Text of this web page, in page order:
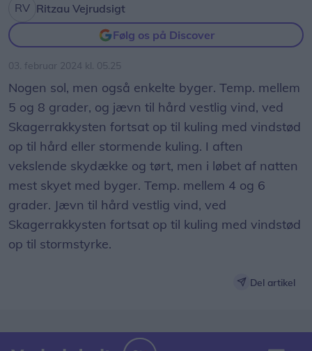
Ritzau Vejrudsigt
Følg os på Discover
03. februar 2024 kl. 05.25
Nogen sol, men også enkelte byger. Temp. mellem
5 og 8 grader, og jævn til hård vestlig vind, ved
Skagerrakkysten fortsat op til kuling med vindstød
op til hård eller stormende kuling. I aften
vekslende skydække og tørt, men i løbet af natten
mest skyet med byger. Temp. mellem 4 og 6
grader. Jævn til hård vestlig vind, ved
Skagerrakkysten fortsat op til kuling med vindstød
op til stormstyrke.
Del artikel